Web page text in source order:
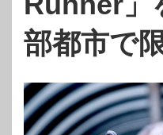
部都市で